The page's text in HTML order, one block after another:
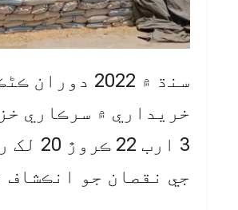
سنڌ ۾ 2022
خريداري ۾ سرڪاري
3 ارب 22
جي نقصان جو انڪشاف